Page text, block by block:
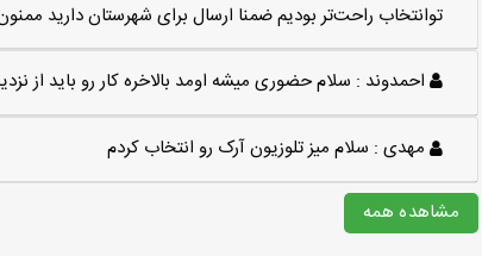
توانتخاب راحت‌تر بودیم ضمنا ارسال برای شهرستان دارید
احمدوند : سلام حضوری میشه اومد بالاخره کار رو باید از
مهدی : سلام میز تلوزیون آرک رو انتخاب کردم
مشاهده همه